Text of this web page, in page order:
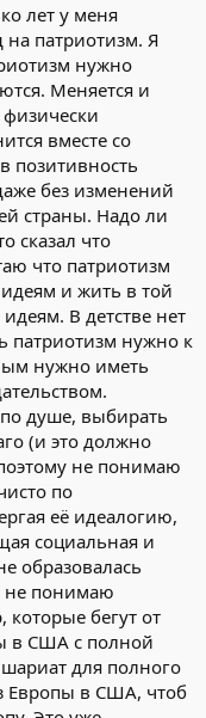
лет у меня
на патриотизм. Я
нужно
Меняется и
вместе со
позитивность
без изменений
страны. Надо ли
сказал что
что патриотизм
и жить в той
В детстве нет
патриотизм нужно к
нужно иметь
душе, выбирать
(и это должно
не понимаю
по
её идеалогию,
социальная и
образовалась
не понимаю
бегут от
в США с полной
для полного
Европы в США, чтоб